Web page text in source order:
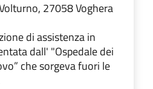
27058 Voghera
di assistenza in
dall' "Ospedale dei
che sorgeva fuori le